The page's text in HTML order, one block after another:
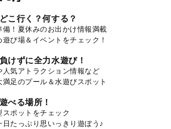
こ行く？何する？
備！夏休みのお出かけ情報満載
遊び場＆イベントをチェック！
けずに全力水遊び！
人気アトラクション情報など
満足のプール＆水遊びスポット
べる場所！
スポットをチェック
日たっぷり思いっきり遊ぼう♪